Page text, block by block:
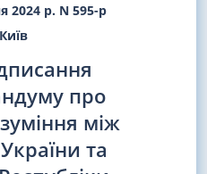
2024 р. N 595-р
Київ
про
між
та